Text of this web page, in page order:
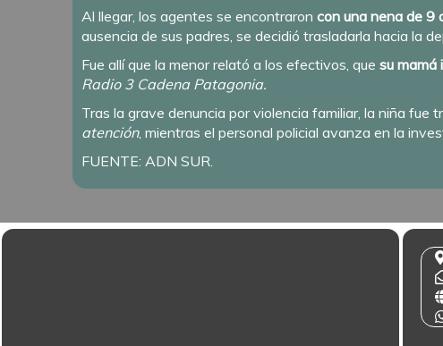
Al llegar, los agentes se encontraroncon una nena de 9
ausencia de sus padres, se decidió trasladarla hacia la
Fue allí que la menor relató a los efectivos, quesu mamá
Radio 3 Cadena Patagonia.
Tras la grave denuncia por violencia familiar, la niña fue
atención, mientras el personal policial avanza en la
FUENTE: ADN SUR.